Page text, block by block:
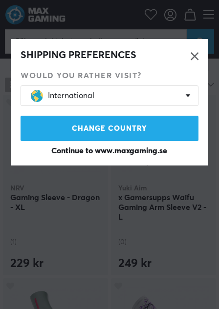
SHIPPING PREFERENCES
WOULD YOU RATHER VISIT?
International
CHANGE COUNTRY
Continue towww.maxgaming.se
Datortillbehör Arm Sleeve
Arm Sleeve för Gaming
193 produkter Mest populära
NRV
Gaming Sleeve - Dragon
- XL
(1)
229 kr
Yuki Aim
x Gamersupps Waifu
Gaming Arm Sleeve V2 -
L
(0)
249 kr